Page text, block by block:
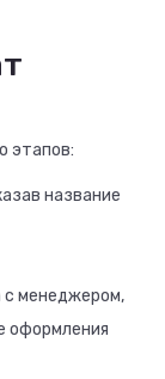
этапов:
название
с менеджером,
оформления